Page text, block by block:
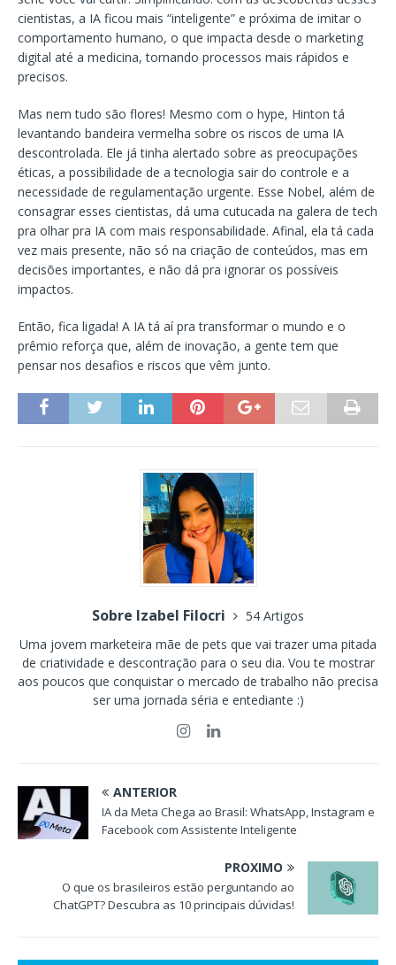
cientistas, a IA ficou mais “inteligente” e próxima de imitar o
comportamento humano, o que impacta desde o marketing
digital até a medicina, tornando processos mais rápidos e
precisos.
Mas nem tudo são flores! Mesmo com o hype, Hinton tá
levantando bandeira vermelha sobre os riscos de uma IA
descontrolada. Ele já tinha alertado sobre as preocupações
éticas, a possibilidade de a tecnologia sair do controle e a
necessidade de regulamentação urgente. Esse Nobel, além de
consagrar esses cientistas, dá uma cutucada na galera de tech
pra olhar pra IA com mais responsabilidade. Afinal, ela tá cada
vez mais presente, não só na criação de conteúdos, mas em
decisões importantes, e não dá pra ignorar os possíveis
impactos.
Então, fica ligada! A IA tá aí pra transformar o mundo e o
prêmio reforça que, além de inovação, a gente tem que
pensar nos desafios e riscos que vêm junto.
Sobre Izabel Filocri
54 Artigos
Uma jovem marketeira mãe de pets que vai trazer uma pitada
de criatividade e descontração para o seu dia. Vou te mostrar
aos poucos que conquistar o mercado de trabalho não precisa
ser uma jornada séria e entediante :)
ANTERIOR
IA da Meta Chega ao Brasil: WhatsApp, Instagram e
Facebook com Assistente Inteligente
PRÓXIMO
O que os brasileiros estão perguntando ao
ChatGPT? Descubra as 10 principais dúvidas!